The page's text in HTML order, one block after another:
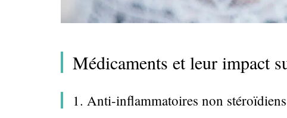
Médicaments et leur impact
1. Anti-inflammatoires non